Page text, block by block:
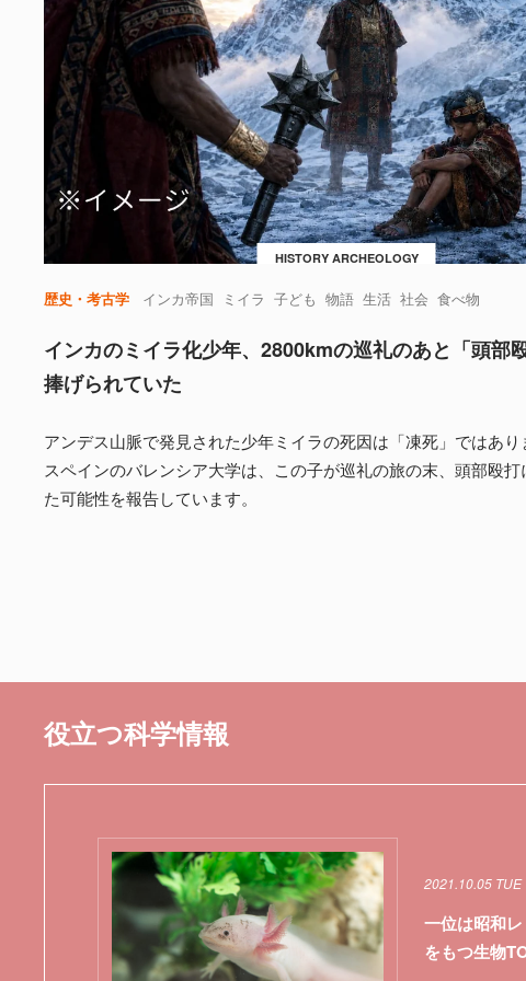
HISTORY ARCHEOLOGY
歴史・考古学 インカ帝国 ミイラ 子ども 物語 生活 社会 食べ物
インカのミイラ化少年、2800kmの巡礼のあと「頭部
捧げられていた
アンデス山脈で発見された少年ミイラの死因は「凍死」ではあり
スペインのバレンシア大学は、この子が巡礼の旅の末、頭部殴打
た可能性を報告しています。
役立つ科学情報
2021.10.05 TUE
一位は昭和
をもつ生物